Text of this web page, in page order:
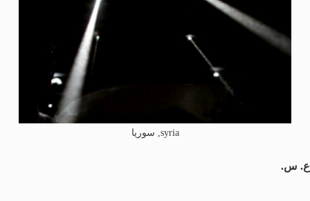
syria, سوريا
ع. س.